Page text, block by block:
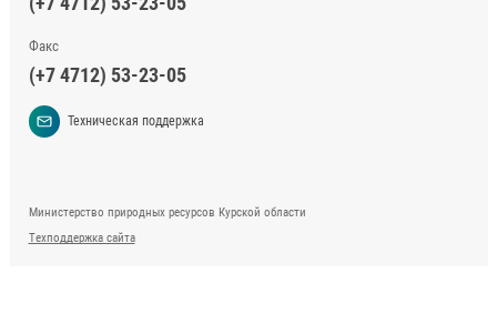
Факс
(+7 4712) 53-23-05
Техническая поддержка
Министерство природных ресурсов Курской области
Техподдержка сайта